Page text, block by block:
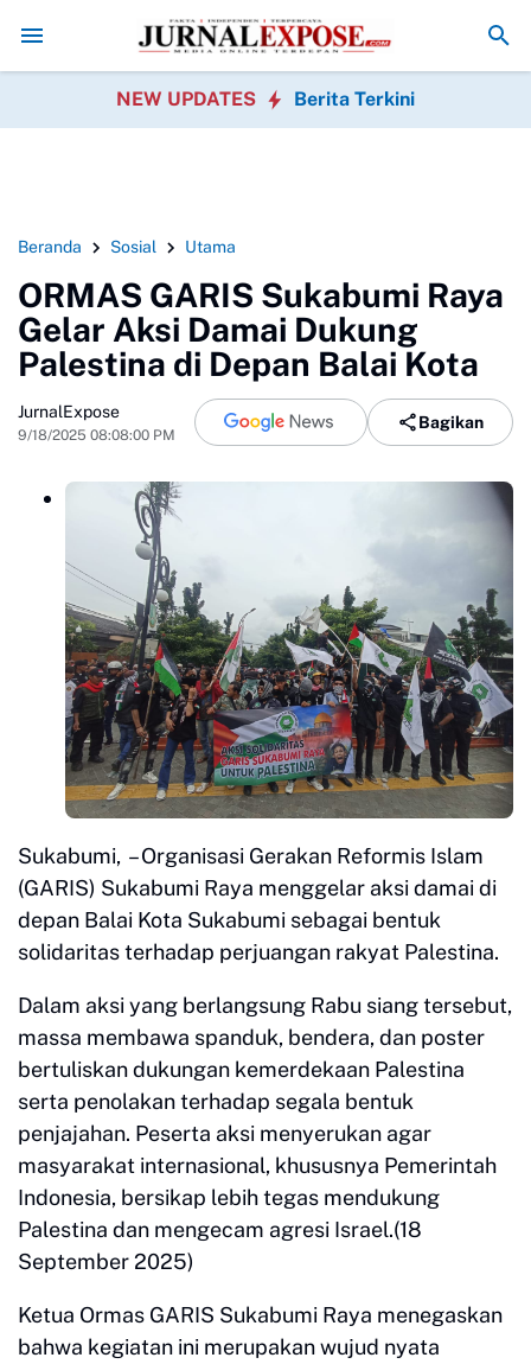
Sinergi Pemerintahan DesaDana Desa Cicantayan Disorot,
NEW UPDATES Berita Terkini
Beranda Sosial Utama
ORMAS GARIS Sukabumi Raya
Gelar Aksi Damai Dukung
Palestina di Depan Balai Kota
JurnalExpose
9/18/2025 08:08:00 PM
Bagikan
Sukabumi, – Organisasi Gerakan Reformis Islam
(GARIS) Sukabumi Raya menggelar aksi damai di
depan Balai Kota Sukabumi sebagai bentuk
solidaritas terhadap perjuangan rakyat Palestina.
Dalam aksi yang berlangsung Rabu siang tersebut,
massa membawa spanduk, bendera, dan poster
bertuliskan dukungan kemerdekaan Palestina
serta penolakan terhadap segala bentuk
penjajahan. Peserta aksi menyerukan agar
masyarakat internasional, khususnya Pemerintah
Indonesia, bersikap lebih tegas mendukung
Palestina dan mengecam agresi Israel.(18
September 2025)
Ketua Ormas GARIS Sukabumi Raya menegaskan
bahwa kegiatan ini merupakan wujud nyata